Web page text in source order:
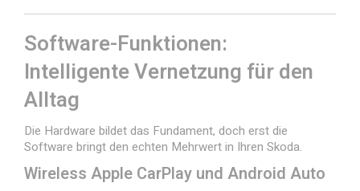
Software-Funktionen:
Intelligente Vernetzung für den
Alltag
Die Hardware bildet das Fundament, doch erst die
Software bringt den echten Mehrwert in Ihren Skoda.
Wireless Apple CarPlay und Android Auto